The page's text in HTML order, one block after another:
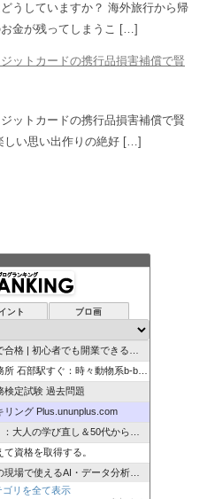
うしていますか？ 海外旅行から帰
金が残ってしまうこ […]
ットカードの携行品損害補償で賢
ットカードの携行品損害補償で賢
しい思い出作りの絶好 […]
ント ブロ画
通信制大学と資格で克服する |
| 初心者でも開業できる究極の勉強法
石部駅すぐ：時々動物系b-boy
検定試験 過去問題
リング Plus.ununplus.com
人の学び直し＆50代からの独立起業
資格を取得する。
使えるAI・データ分析ノウハウの提供
うたかしのオススメ
ゴリを全て表示